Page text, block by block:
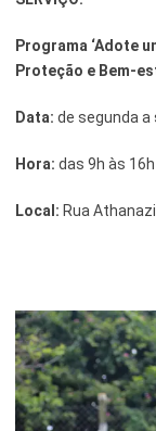
Programa ‘Adote
Proteção e Bem-
Data: de segunda
Hora: das 9h às 16h
Local: Rua